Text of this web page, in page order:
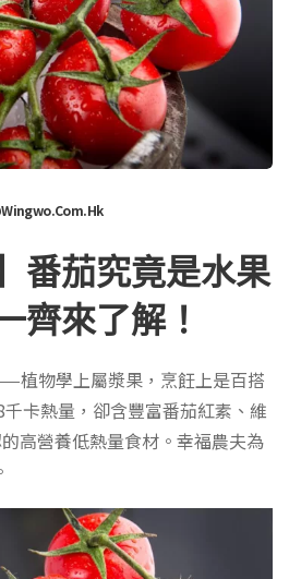
番茄究竟是水果
齊來了解！
植物學上屬漿果，烹飪上是百搭
卡熱量，卻含豐富番茄紅素、維
高營養低熱量食材。幸福農夫為